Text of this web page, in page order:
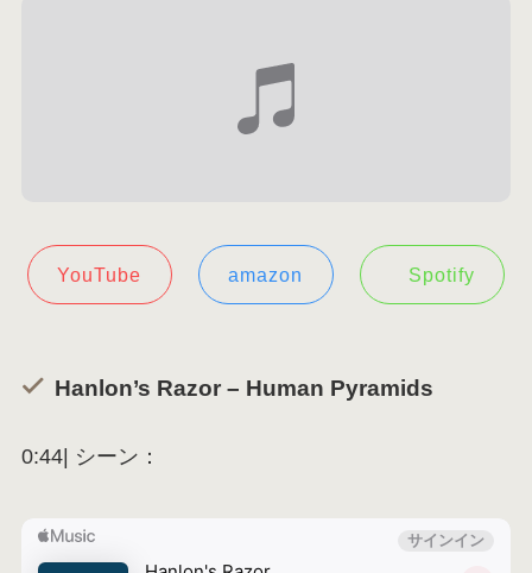
YouTube amazon Spotify
Hanlon’s Razor – Human Pyramids
0:44| シーン：